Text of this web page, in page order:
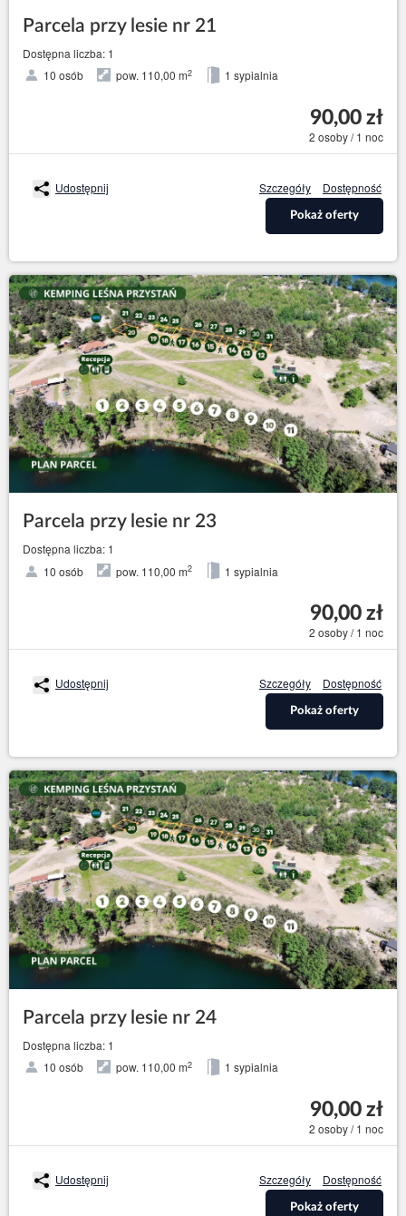
Parcela przy lesie nr 21
Dostępna liczba: 1
10 osób
pow. 110,00 m2 1 sypialnia
90,00 zł
2 osoby / 1 noc
Udostępnij Szczegóły Dostępność
Pokaż oferty
Parcela przy lesie nr 23
Dostępna liczba: 1
10 osób
pow. 110,00 m2 1 sypialnia
90,00 zł
2 osoby / 1 noc
Udostępnij Szczegóły Dostępność
Pokaż oferty
Parcela przy lesie nr 24
Dostępna liczba: 1
10 osób
pow. 110,00 m2 1 sypialnia
90,00 zł
2 osoby / 1 noc
Udostępnij Szczegóły Dostępność
Pokaż oferty